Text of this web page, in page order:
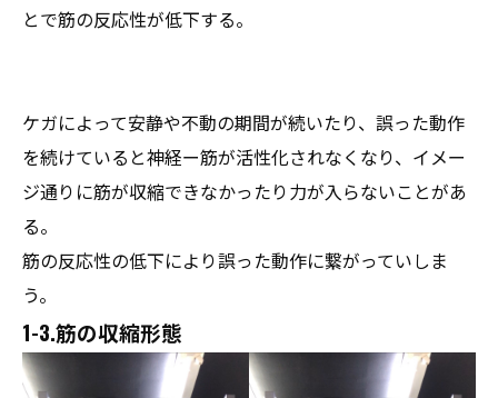
とで筋の反応性が低下する。
ケガによって安静や不動の期間が続いたり、誤った動作
を続けていると神経ー筋が活性化されなくなり、イメー
ジ通りに筋が収縮できなかったり力が入らないことがあ
る。
筋の反応性の低下により誤った動作に繋がっていしま
う。
1-3.筋の収縮形態